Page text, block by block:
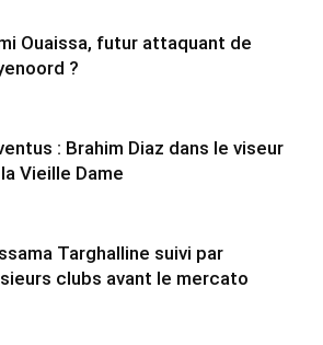
Ouaissa, futur attaquant de
?
: Brahim Diaz dans le viseur
Vieille Dame
Targhalline suivi par
clubs avant le mercato